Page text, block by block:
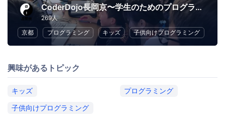
CoderDojo長岡京〜学生のためのプログラミング道場〜
269人
京都
プログラミング キッズ 子供向けプログラミング
興味があるトピック
キッズ
プログラミング
子供向けプログラミング